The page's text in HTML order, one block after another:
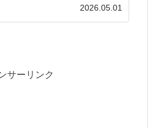
ェーデンの情報が網羅できるようになってい
2026.05.01
サーリンク